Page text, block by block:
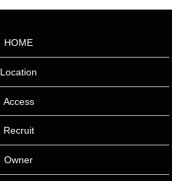
HOME
Location
Access
Recruit
Owner